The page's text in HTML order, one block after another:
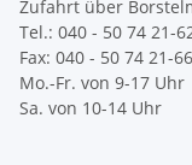
Zufahrt über
Tel.: 040 - 50 74 21-
Fax: 040 - 50 74 21-66
Mo.-Fr. von 9-17 Uhr
Sa. von 10-14 Uhr